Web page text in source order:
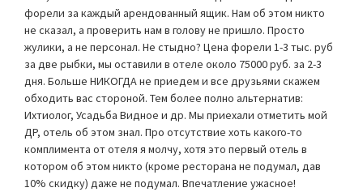
форели за каждый арендованный ящик. Нам об этом никто
не сказал, а проверить нам в голову не пришло. Просто
жулики, а не персонал. Не стыдно? Цена форели 1-3 тыс. руб
за две рыбки, мы оставили в отеле около 75000 руб. за 2-3
дня. Больше НИКОГДА не приедем и все друзьями скажем
обходить вас стороной. Тем более полно альтернатив:
Ихтиолог, Усадьба Видное и др. Мы приехали отметить мой
ДР, отель об этом знал. Про отсутствие хоть какого-то
комплимента от отеля я молчу, хотя это первый отель в
котором об этом никто (кроме ресторана не подумал, дав
10% скидку) даже не подумал. Впечатление ужасное!